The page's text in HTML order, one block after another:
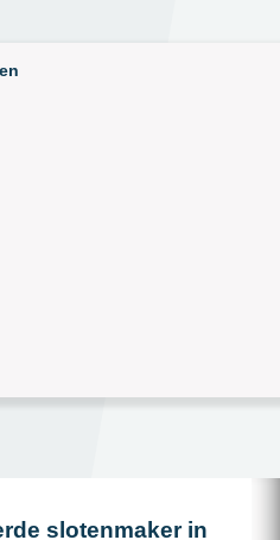
slotenmaker in